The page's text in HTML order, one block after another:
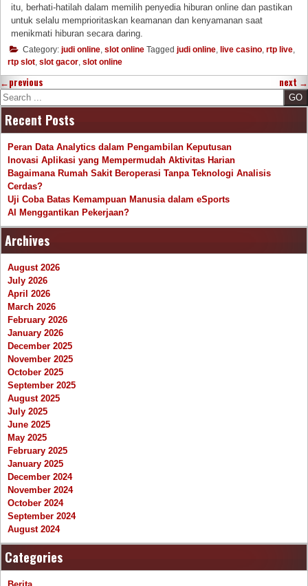
itu, berhati-hatilah dalam memilih penyedia hiburan online dan pastikan
untuk selalu memprioritaskan keamanan dan kenyamanan saat
menikmati hiburan secara daring.
Category: judi online, slot online Tagged judi online, live casino, rtp live,
rtp slot, slot gacor, slot online
←previous next →
Search
Recent Posts
Peran Data Analytics dalam Pengambilan Keputusan
Inovasi Aplikasi yang Mempermudah Aktivitas Harian
Bagaimana Rumah Sakit Beroperasi Tanpa Teknologi Analisis
Cerdas?
Uji Coba Batas Kemampuan Manusia dalam eSports
AI Menggantikan Pekerjaan?
Archives
August 2026
July 2026
April 2026
March 2026
February 2026
January 2026
December 2025
November 2025
October 2025
September 2025
August 2025
July 2025
June 2025
May 2025
February 2025
January 2025
December 2024
November 2024
October 2024
September 2024
August 2024
Categories